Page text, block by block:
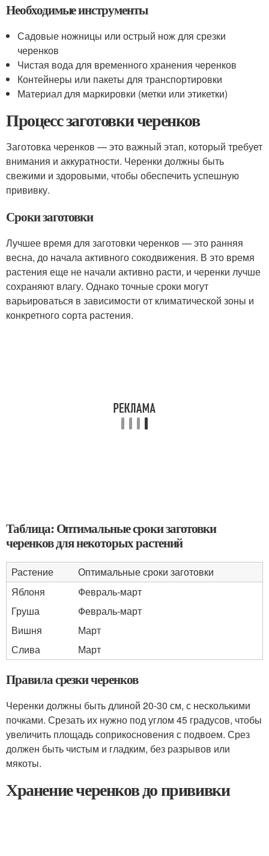
Необходимые инструменты
Садовые ножницы или острый нож для срезки
черенков
Чистая вода для временного хранения черенков
Контейнеры или пакеты для транспортировки
Материал для маркировки (метки или этикетки)
Процесс заготовки черенков
Заготовка черенков — это важный этап, который требует
внимания и аккуратности. Черенки должны быть
свежими и здоровыми, чтобы обеспечить успешную
прививку.
Сроки заготовки
Лучшее время для заготовки черенков — это ранняя
весна, до начала активного сокодвижения. В это время
растения еще не начали активно расти, и черенки лучше
сохраняют влагу. Однако точные сроки могут
варьироваться в зависимости от климатической зоны и
конкретного сорта растения.
Таблица: Оптимальные сроки заготовки
черенков для некоторых растений
Растение
Оптимальные сроки заготовки
Яблоня
Февраль-март
Груша
Февраль-март
Вишня
Март
Слива
Март
Правила срезки черенков
Черенки должны быть длиной 20-30 см, с несколькими
почками. Срезать их нужно под углом 45 градусов, чтобы
увеличить площадь соприкосновения с подвоем. Срез
должен быть чистым и гладким, без разрывов или
мякоты.
Хранение черенков до прививки